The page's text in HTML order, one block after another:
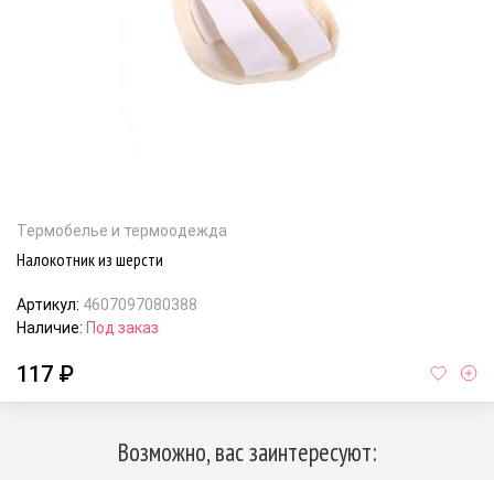
Термобелье и термоодежда
Налокотник из шерсти
Артикул: 4607097080388
Наличие: Под заказ
117 ₽
Возможно, вас заинтересуют: